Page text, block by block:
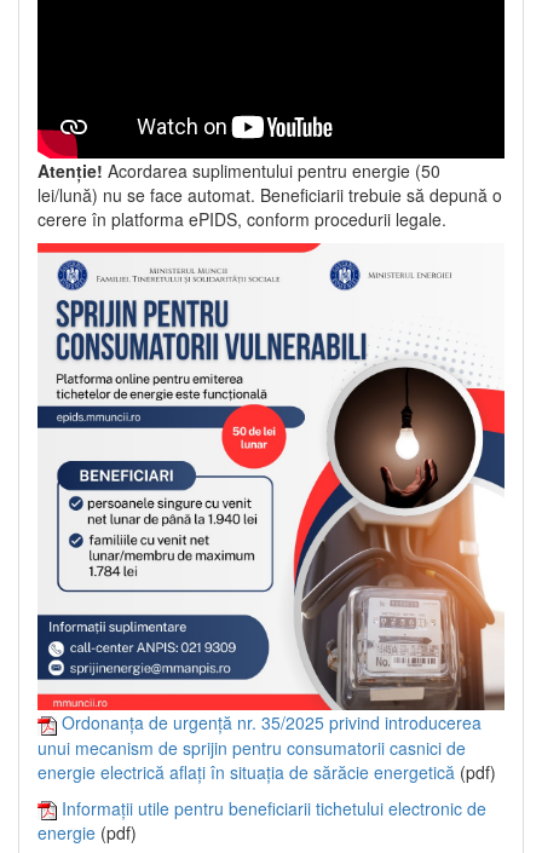
Atenție! Acordarea suplimentului pentru energie (50
lei/lună) nu se face automat. Beneficiarii trebuie să depună o
cerere în platforma ePIDS, conform procedurii legale.
Ordonanța de urgență nr. 35/2025 privind introducerea
unui mecanism de sprijin pentru consumatorii casnici de
energie electrică aflați în situația de sărăcie energetică (pdf)
Informații utile pentru beneficiarii tichetului electronic de
energie (pdf)